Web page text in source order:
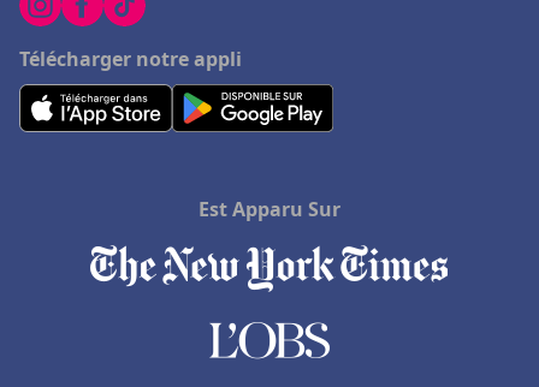
Télécharger notre appli
Est Apparu Sur